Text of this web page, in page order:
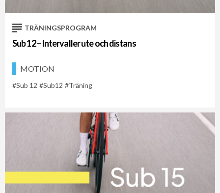
TRÄNINGSPROGRAM
Sub 12 – Intervaller ute och distans
MOTION
Sub 12 Sub12 Träning